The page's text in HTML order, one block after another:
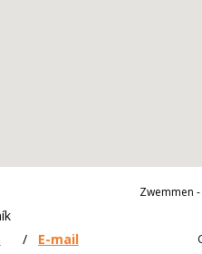
/ E-mail
Zwemmen